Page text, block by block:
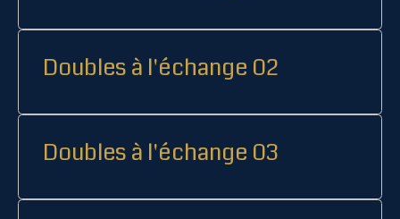
Doubles à l'échange 02
Doubles à l'échange 03